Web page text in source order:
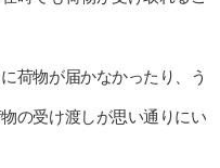
荷物が届かなかったり、う
の受け渡しが思い通りにい